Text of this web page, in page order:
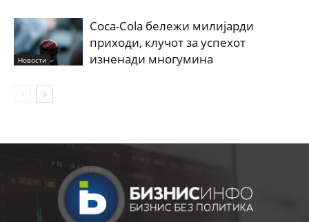
Новости
Coca-Cola бележи милијарди
приходи, клучот за успехот
изненади многумина